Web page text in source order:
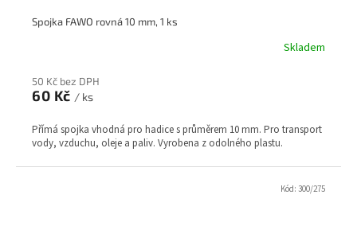
Spojka FAWO rovná 10 mm, 1 ks
Skladem
50 Kč bez DPH
60 Kč / ks
Přímá spojka vhodná pro hadice s průměrem 10 mm. Pro transport
vody, vzduchu, oleje a paliv. Vyrobena z odolného plastu.
Kód: 300/275